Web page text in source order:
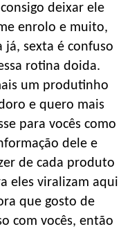
deixar ele
enrolo e muito,
já, sexta é confuso
rotina doida.
um produtinho
e quero mais
para vocês como
dele e
de cada produto
eles viralizam aqui
que gosto de
com vocês, então